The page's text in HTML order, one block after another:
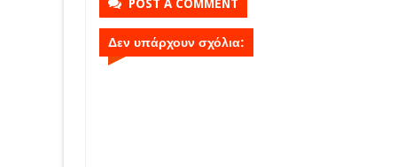
POST A COMMENT
Δεν υπάρχουν σχόλια: